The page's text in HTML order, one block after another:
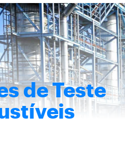
de Teste